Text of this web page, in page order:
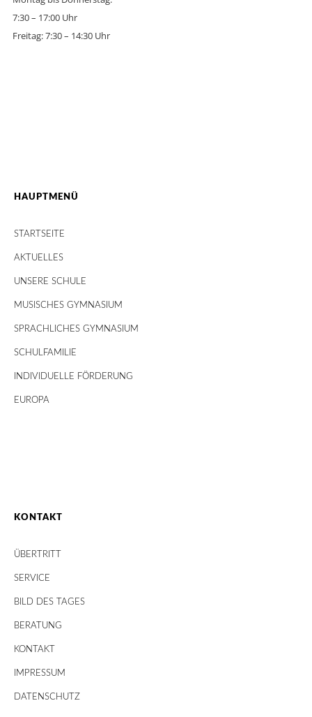
7:30 – 17:00 Uhr
Freitag: 7:30 – 14:30 Uhr
HAUPTMENÜ
STARTSEITE
AKTUELLES
UNSERE SCHULE
MUSISCHES GYMNASIUM
SPRACHLICHES GYMNASIUM
SCHULFAMILIE
INDIVIDUELLE FÖRDERUNG
EUROPA
KONTAKT
ÜBERTRITT
SERVICE
BILD DES TAGES
BERATUNG
KONTAKT
IMPRESSUM
DATENSCHUTZ